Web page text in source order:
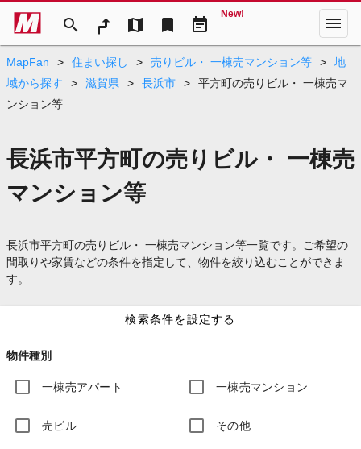
search map bookmark event_note
New! menu
MapFan > 住まい探し > 売りビル・ 一棟売マンション等 >
地
域から探す
> 滋賀県 > 長浜市 >
平方町の売りビル・ 一棟売マ
ンション等
長浜市平方町の売りビル・ 一棟売
マンション等
長浜市平方町の売りビル・ 一棟売マンション等一覧です。ご希望の
間取りや家賃などの条件を指定して、物件を絞り込むことができま
す。
検索条件を設定する
物件種別
一棟売アパート 一棟売マンション
売ビル その他